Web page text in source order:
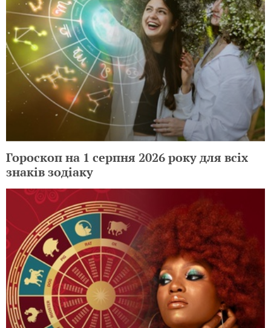
Гороскоп на 1 серпня 2026 року для всіх
знаків зодіаку